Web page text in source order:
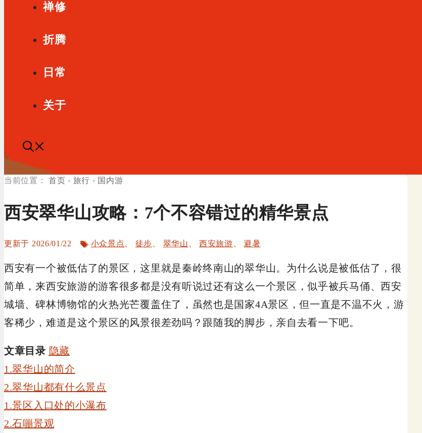
禅修
折腾
日常
关于
首页 › 旅行 › 国内游
西安翠华山攻略：7个不容错过的精华景点
2026/01/22
标
小众景点、 徒步、 翠华山 、西安旅游、避暑
西安有一个被低估了的景区，这里就是秦岭终南山的翠华山。为什么说是被低估了，很
简单，来西安旅游的游客很多都是没有听说过还有这么一个景区，似乎被兵马俑、西安
城墙、碑林博物馆的火热光芒覆盖住了，虽然也是国家4A景区，但一直是不温不火，游
客稀少，难道是这个景区的风景很差劲吗？跟随我的脚步，亲自去看一下吧。
文章目录 隐藏
1.翠华山的简介
2.翠华山都有什么景点
1.景区入口处的小瀑布
2.石嘣景观